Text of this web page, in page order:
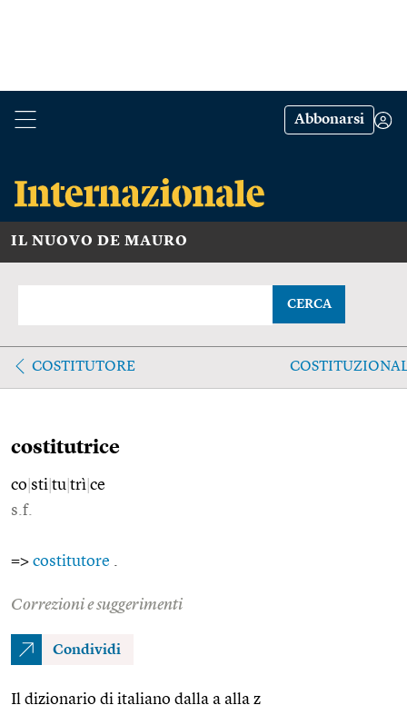
Abbonarsi
IL NUOVO DE MAURO
CERCA
COSTITUTORE
costitutrice
co sti tu trì ce
s.f.
=> costitutore
Correzioni e suggerimenti
Condividi
Il dizionario di italiano dalla a alla z